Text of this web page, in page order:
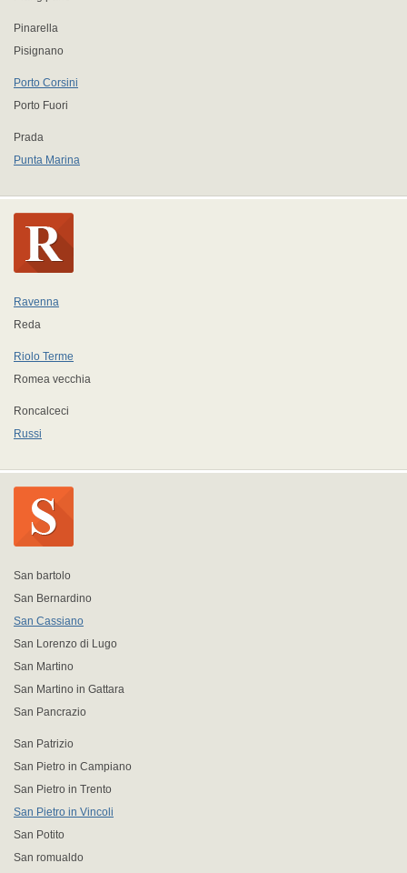
Pinarella
Pisignano
Porto Corsini
Porto Fuori
Prada
Punta Marina
Ravenna
Reda
Riolo Terme
Romea vecchia
Roncalceci
Russi
San bartolo
San Bernardino
San Cassiano
San Lorenzo di Lugo
San Martino
San Martino in Gattara
San Pancrazio
San Patrizio
San Pietro in Campiano
San Pietro in Trento
San Pietro in Vincoli
San Potito
San romualdo